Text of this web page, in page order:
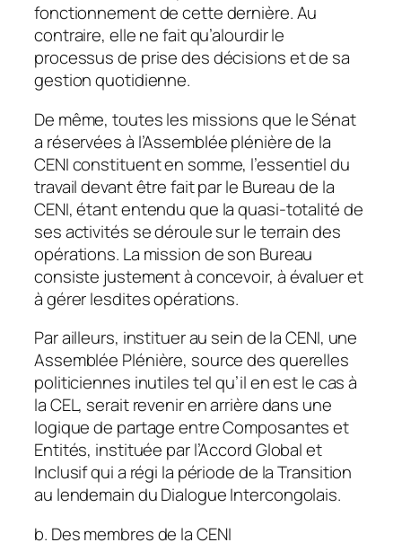
fonctionnement de cette dernière. Au
contraire, elle ne fait qu’alourdir le
processus de prise des décisions et de sa
gestion quotidienne.
De même, toutes les missions que le Sénat
a réservées à l’Assemblée plénière de la
CENI constituent en somme, l’essentiel du
travail devant être fait par le Bureau de la
CENI, étant entendu que la quasi-totalité de
ses activités se déroule sur le terrain des
opérations. La mission de son Bureau
consiste justement à concevoir, à évaluer et
à gérer lesdites opérations.
Par ailleurs, instituer au sein de la CENI, une
Assemblée Plénière, source des querelles
politiciennes inutiles tel qu’il en est le cas à
la CEL, serait revenir en arrière dans une
logique de partage entre Composantes et
Entités, instituée par l’Accord Global et
Inclusif qui a régi la période de la Transition
au lendemain du Dialogue Intercongolais.
b. Des membres de la CENI